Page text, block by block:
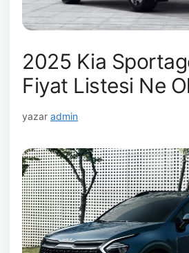
2025 Kia
Fiyat Listesi Ne
yazar admin